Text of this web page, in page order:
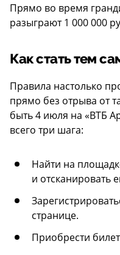
Прямо во время
разыграют 1 000 000
Как стать тем
Правила настолько
прямо без отрыва от
быть 4 июля на «ВТБ
всего три шага:
Найти на
и отсканировать
странице.
Приобрести